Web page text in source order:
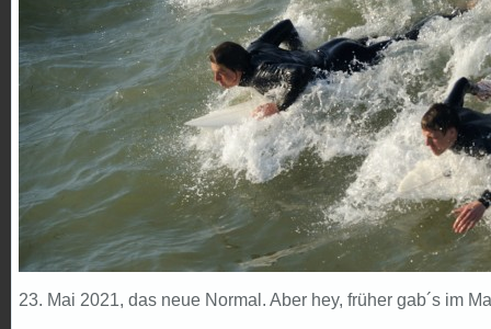
23. Mai 2021, das neue Normal. Aber hey, früher gab´s im